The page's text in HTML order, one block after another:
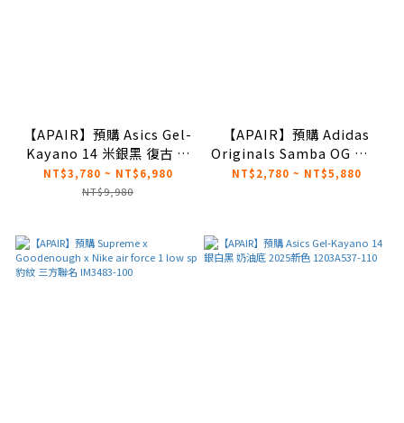
【APAIR】預購 Asics Gel-
Kayano 14 米銀黑 復古 慢
跑鞋 1203A537-200
NT$3,780 ~ NT$6,980
NT$9,980
【APAIR】預購 Adidas
Originals Samba OG 摩卡
米白奶茶 編織 復古 德訓鞋
NT$2,780 ~ NT$5,880